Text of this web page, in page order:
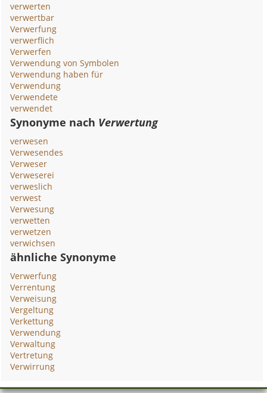
verwerten
verwertbar
Verwerfung
verwerflich
Verwerfen
Verwendung von Symbolen
Verwendung haben für
Verwendung
Verwendete
verwendet
Synonyme nach Verwertung
verwesen
Verwesendes
Verweser
Verweserei
verweslich
verwest
Verwesung
verwetten
verwetzen
verwichsen
ähnliche Synonyme
Verwerfung
Verrentung
Verweisung
Vergeltung
Verkettung
Verwendung
Verwaltung
Vertretung
Verwirrung